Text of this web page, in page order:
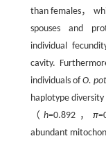
than females，
spouses and
individual
cavity.
individuals ofO.
haplotype
（h=0.892，π
abundant